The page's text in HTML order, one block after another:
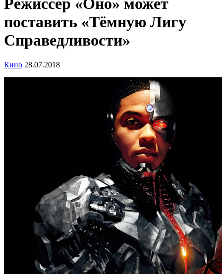
Режиссёр «Оно» может
поставить «Тёмную Лигу
Справедливости»
Кино 28.07.2018